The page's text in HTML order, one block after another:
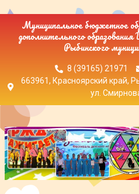
Муниципальное бюджетное
дополнительного
Рыбинского
8 (39165) 21971
663961, Красноярский край,
ул.